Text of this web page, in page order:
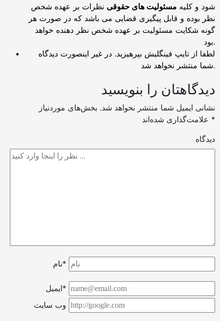
شود و کلیه مسئولیت های حقوقی نظرات بر عهده شخص
نظر بوده و قابل پیگیری قضایی می باشد که در صورت هر
گونه شکایت مسئولیت بر عهده شخص نظر دهنده خواهد
بود.
لطفا از تایپ فینگلیش بپرهیزید. در غیر اینصورت دیدگاه
شما منتشر نخواهد شد.
دیدگاهتان را بنویسید
نشانی ایمیل شما منتشر نخواهد شد. بخش‌های موردنیاز
*
دیدگاه
نام*
ایمیل*
وب سایت